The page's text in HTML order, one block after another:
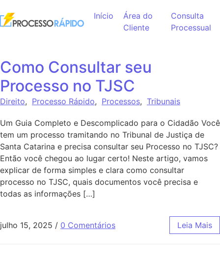
Início
Área do
Cliente
Consulta
Processual
Como Consultar seu
Processo no TJSC
Direito, Processo Rápido, Processos, Tribunais
Um Guia Completo e Descomplicado para o Cidadão Você
tem um processo tramitando no Tribunal de Justiça de
Santa Catarina e precisa consultar seu Processo no TJSC?
Então você chegou ao lugar certo! Neste artigo, vamos
explicar de forma simples e clara como consultar
processo no TJSC, quais documentos você precisa e
todas as informações […]
julho 15, 2025 / 0 Comentários Leia Mais